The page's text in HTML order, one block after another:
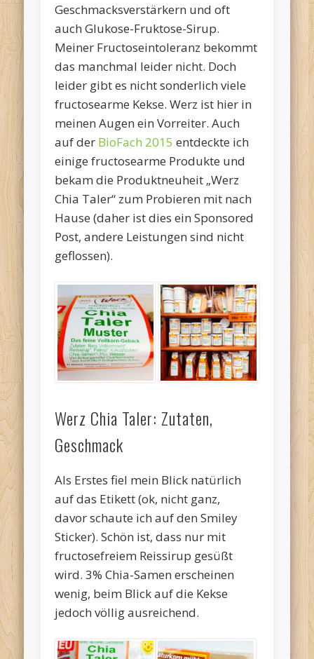
Geschmacksverstärkern und oft
auch Glukose-Fruktose-Sirup.
Meiner Fructoseintoleranz bekommt
das manchmal leider nicht. Doch
leider gibt es nicht sonderlich viele
fructosearme Kekse. Werz ist hier in
meinen Augen ein Vorreiter. Auch
auf der BioFach 2015 entdeckte ich
einige fructosearme Produkte und
bekam die Produktneuheit „Werz
Chia Taler“ zum Probieren mit nach
Hause (daher ist dies ein Sponsored
Post, andere Leistungen sind nicht
geflossen).
Werz Chia Taler: Zutaten,
Geschmack
Als Erstes fiel mein Blick natürlich
auf das Etikett (ok, nicht ganz,
davor schaute ich auf den Smiley
Sticker). Schön ist, dass nur mit
fructosefreiem Reissirup gesüßt
wird. 3% Chia-Samen erscheinen
wenig, beim Blick auf die Kekse
jedoch völlig ausreichend.